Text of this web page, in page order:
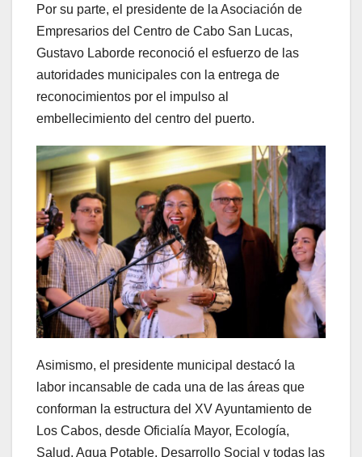
Por su parte, el presidente de la Asociación de
Empresarios del Centro de Cabo San Lucas,
Gustavo Laborde reconoció el esfuerzo de las
autoridades municipales con la entrega de
reconocimientos por el impulso al
embellecimiento del centro del puerto.
Asimismo, el presidente municipal destacó la
labor incansable de cada una de las áreas que
conforman la estructura del XV Ayuntamiento de
Los Cabos, desde Oficialía Mayor, Ecología,
Salud, Agua Potable, Desarrollo Social y todas las